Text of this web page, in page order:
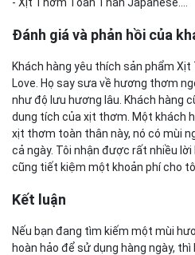
Đánh giá và phản hồi của
Khách hàng yêu thích sản phẩm
Love. Họ say sưa về hương thơm
như độ lưu hương lâu. Khách hàng
dung tích của xịt thơm. Một khách
xịt thơm toàn thân này, nó có mùi
cả ngày. Tôi nhận được rất nhiều lời
cũng tiết kiệm một khoản phí cho
Kết luận
Nếu bạn đang tìm kiếm một mùi
hoàn hảo để sử dụng hàng ngày,